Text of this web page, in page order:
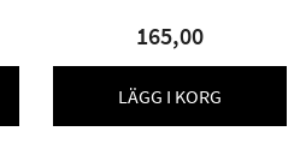
165,00
LÄGG I KORG